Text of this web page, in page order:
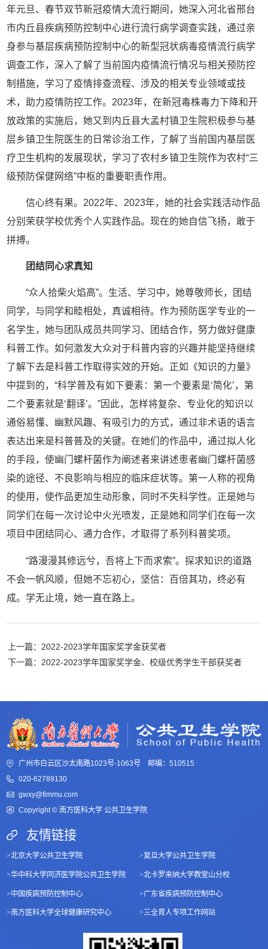
年元旦、春节双节新冠疫情大流行期间，她深入河北省邢台
市内丘县疾病预防控制中心进行流行病学调查实践，通过亲
身参与基层疾病预防控制中心的新型冠状病毒疫情流行病学
调查工作，深入了解了当前国内疫情流行情况与相关预防控
制措施，学习了疫情排查流程、涉及的相关专业领域或技
术，助力疫情防控工作。2023年，在新冠毒株毒力下降和开
放政策的实施后，她又到内丘县大孟村镇卫生院积极参与基
层乡镇卫生院医生的日常诊治工作，了解了当前国内基层医
疗卫生机构的发展现状，学习了农村乡镇卫生院作为农村“三
级预防保健网络”中枢的重要职责作用。
信心终有果。2022年、2023年，她的社会实践活动作品
分别荣获学校优秀个人实践作品。现在的她自信飞扬，敢于
拼搏。
团结同心求真知
“众人拾柴火焰高”。生活、学习中，她尊敬师长，团结
同学，与同学和睦相处，真诚相待。作为预防医学专业的一
名学生，她与团队成员共同学习、团结合作，努力做好健康
科普工作。如何激发大众对于科普内容的兴趣并能坚持继续
了解下去是科普工作取得实效的开始。正如《知识的力量》
中提到的，“科学普及有如下要素：第一个要素是‘简化’，第
二个要素就是‘翻译’。”因此，怎样将复杂、专业化的知识以
通俗易懂、幽默风趣、有吸引力的方式，通过非术语的语言
表达出来是科普普及的关键。在她们的作品中，通过拟人化
的手段，使幽门螺杆菌作为阐述者来讲述患者幽门螺杆菌感
染的途径、不良影响与相应的临床症状等。第一人称的视角
的使用，使作品更加生动形象，同时不失科学性。正是她与
同学们在每一次讨论中火光喷发，正是她和同学们在每一次
项目中团结同心、通力合作，才取得了系列科普奖项。
“路漫漫其修远兮，吾将上下而求索”。探求知识的道路
不会一帆风顺，但她不忘初心，坚信：百倍其功，终必有
成。学无止境，她一直在路上。
上一篇：2022-2023学年国家奖学金获奖者
下一篇：2022-2023学年国家奖学金、校级优秀学生干部获奖者
广州市白云区沙太南路1023号-1063号 邮编：510515
020-62789130
gwxy@fimmu.com
Copyright © 南方医科大学 公共卫生学院
友情链接
>北京大学公共卫生学院 >复旦大学公共卫生学院
>华中科大学同济医学院公共卫生学院 >北卡罗来纳大学教堂山分校
>中国疾病预防控制中心 >广东省疾病预防控制中心
>南方医科大学全球健康研究中心 >三全育人专项工作网站